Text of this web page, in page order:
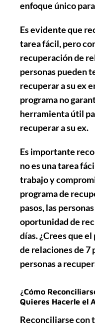
enfoque único
Es evidente que
tarea fácil, pero
recuperación de
personas pueden
recuperar a su ex
programa no
herramienta útil
recuperar a su ex.
Es importante
no es una tarea
trabajo y
programa de
pasos, las
oportunidad de
días. ¿Crees que
de relaciones de 7
personas a
¿Cómo
Quieres Hacerle el
Reconciliarse con